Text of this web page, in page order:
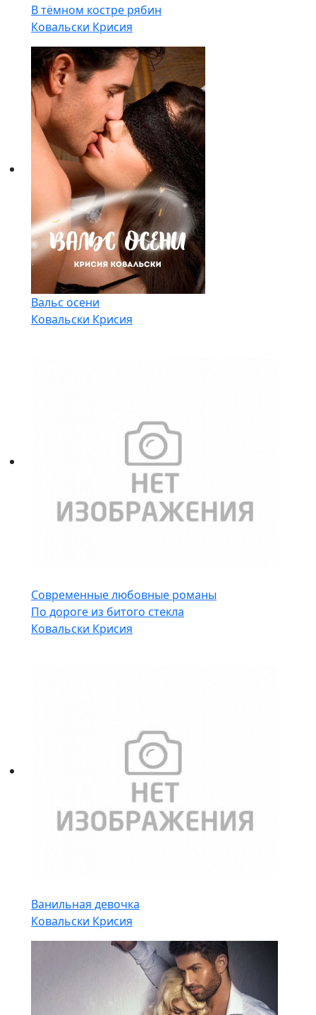
В тёмном костре рябин
Ковальски Крисия
Вальс осени
Ковальски Крисия
Современные любовные романы
По дороге из битого стекла
Ковальски Крисия
Ванильная девочка
Ковальски Крисия